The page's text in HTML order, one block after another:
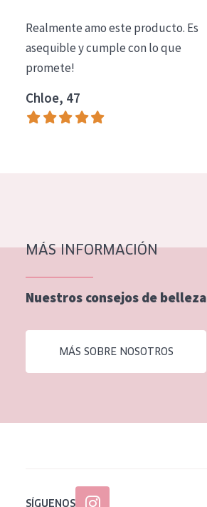
Essentials
Lift+
Expert
Piel madura
Piel menopáusica
EDAD
Realmente amo este producto. Es
asequible y cumple con lo que
promete!
Chloe, 47
MÁS INFORMACIÓN
Nuestros consejos de belleza
MÁS SOBRE NOSOTROS
SÍGUENOS